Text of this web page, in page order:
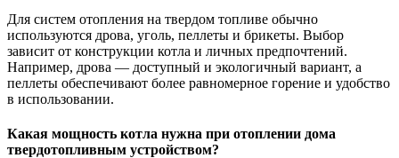
Для систем отопления на твердом топливе обычно
используются дрова, уголь, пеллеты и брикеты. Выбор
зависит от конструкции котла и личных предпочтений.
Например, дрова — доступный и экологичный вариант, а
пеллеты обеспечивают более равномерное горение и удобство
в использовании.
Какая мощность котла нужна при отоплении дома
твердотопливным устройством?